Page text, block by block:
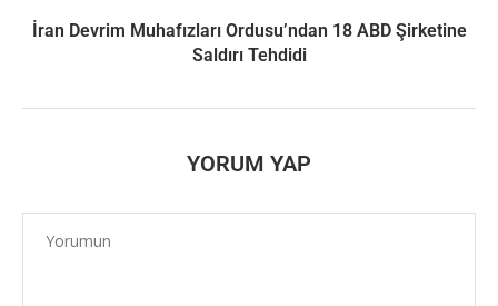
İran Devrim Muhafızları Ordusu’ndan 18 ABD Şirketine
Saldırı Tehdidi
YORUM YAP